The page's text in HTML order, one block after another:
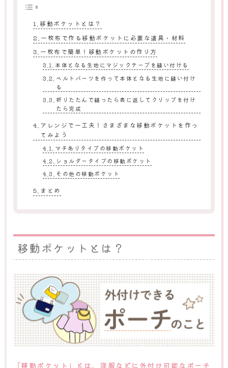
移動ポケットとは？
一枚布で作る移動ポケットに必要な道具・材料
一枚布で簡単！移動ポケットの作り方
本体となる生地にマジックテープを縫い付ける
ベルトパーツを作って本体となる生地に縫い付け
る
折りたたんで縫ったら表に返してクリップを付け
たら完成
アレンジで一工夫！さまざまな移動ポケットを作っ
てみよう
マチありタイプの移動ポケット
ショルダータイプの移動ポケット
その他の移動ポケット
まとめ
移動ポケットとは？
「移動ポケット」とは、洋服などに外付け可能なポーチ